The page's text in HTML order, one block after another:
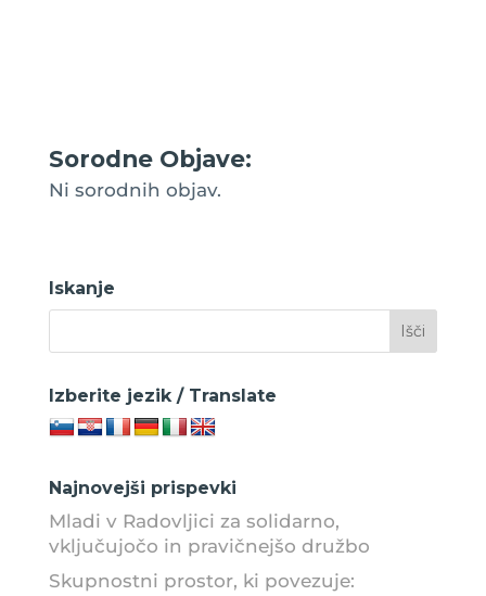
Sorodne Objave:
Ni sorodnih objav.
Iskanje
Izberite jezik / Translate
Najnovejši prispevki
Mladi v Radovljici za solidarno,
vključujočo in pravičnejšo družbo
Skupnostni prostor, ki povezuje: